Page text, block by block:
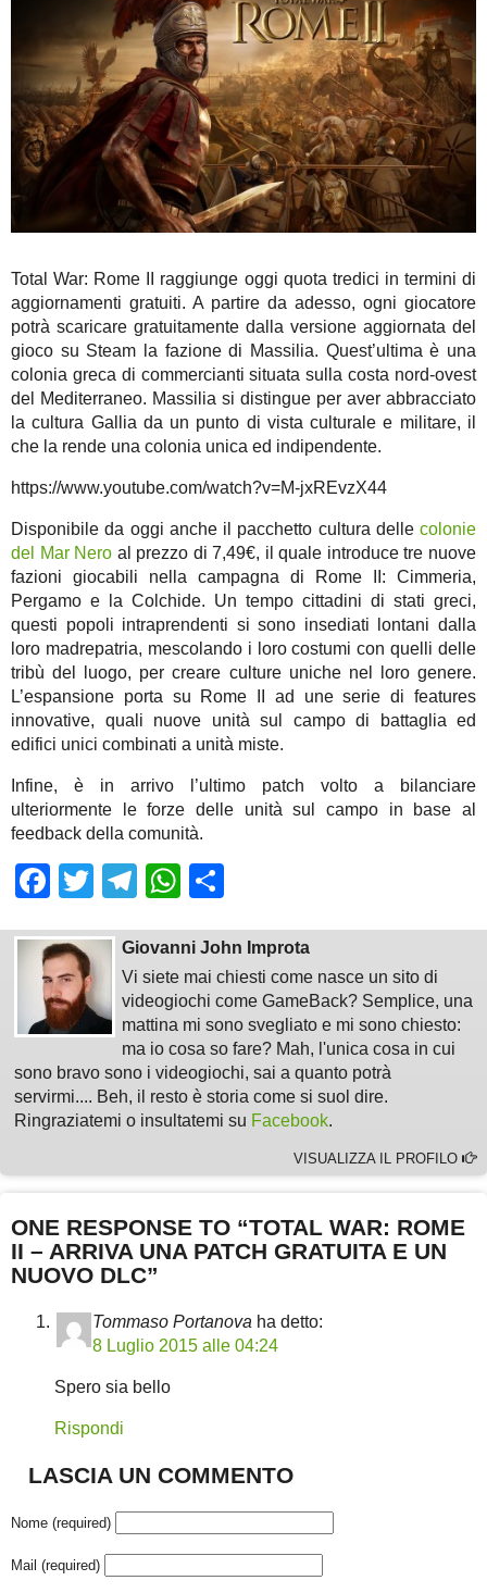
Total War: Rome II raggiunge oggi quota tredici in termini di
aggiornamenti gratuiti. A partire da adesso, ogni giocatore
potrà scaricare gratuitamente dalla versione aggiornata del
gioco su Steam la fazione di Massilia. Quest’ultima è una
colonia greca di commercianti situata sulla costa nord-ovest
del Mediterraneo. Massilia si distingue per aver abbracciato
la cultura Gallia da un punto di vista culturale e militare, il
che la rende una colonia unica ed indipendente.
https://www.youtube.com/watch?v=M-jxREvzX44
Disponibile da oggi anche il pacchetto cultura delle colonie
del Mar Nero al prezzo di 7,49€, il quale introduce tre nuove
fazioni giocabili nella campagna di Rome II: Cimmeria,
Pergamo e la Colchide. Un tempo cittadini di stati greci,
questi popoli intraprendenti si sono insediati lontani dalla
loro madrepatria, mescolando i loro costumi con quelli delle
tribù del luogo, per creare culture uniche nel loro genere.
L’espansione porta su Rome II ad une serie di features
innovative, quali nuove unità sul campo di battaglia ed
edifici unici combinati a unità miste.
Infine, è in arrivo l’ultimo patch volto a bilanciare
ulteriormente le forze delle unità sul campo in base al
feedback della comunità.
Facebook
TwitterTelegram
WhatsApp
Giovanni John Improta
Vi siete mai chiesti come nasce un sito di
videogiochi come GameBack? Semplice, una
mattina mi sono svegliato e mi sono chiesto:
ma io cosa so fare? Mah, l'unica cosa in cui
sono bravo sono i videogiochi, sai a quanto potrà
servirmi.... Beh, il resto è storia come si suol dire.
Ringraziatemi o insultatemi su Facebook.
VISUALIZZA IL PROFILO
ONE RESPONSE TO “TOTAL WAR: ROME
II – ARRIVA UNA PATCH GRATUITA E UN
NUOVO DLC”
Tommaso Portanova ha detto:
8 Luglio 2015 alle 04:24
Spero sia bello
Rispondi
LASCIA UN COMMENTO
Nome (required)
Mail (required)